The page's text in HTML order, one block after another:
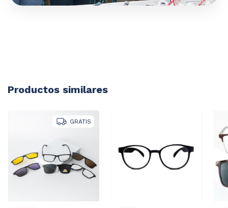
Productos similares
GRATIS